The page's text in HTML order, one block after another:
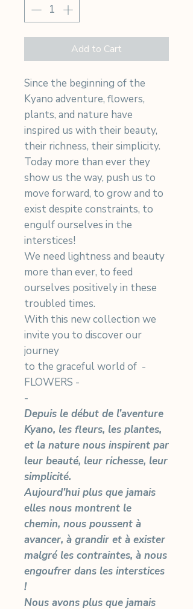
Add to Cart
Since the beginning of the
Kyano adventure, flowers,
plants, and nature have
inspired us with their beauty,
their richness, their simplicity.
Today more than ever they
show us the way, push us to
move forward, to grow and to
exist despite constraints, to
engulf ourselves in the
interstices!
We need lightness and beauty
more than ever, to feed
ourselves positively in these
troubled times.
With this new collection we
invite you to discover our
journey
to the graceful world of -
FLOWERS -
-
Depuis le début de l’aventure
Kyano, les fleurs, les plantes,
et la nature nous inspirent par
leur beauté, leur richesse, leur
simplicité.
Aujourd’hui plus que jamais
elles nous montrent le
chemin, nous poussent à
avancer, à grandir et à exister
malgré les contraintes, à nous
engoufrer dans les interstices
!
Nous avons plus que jamais